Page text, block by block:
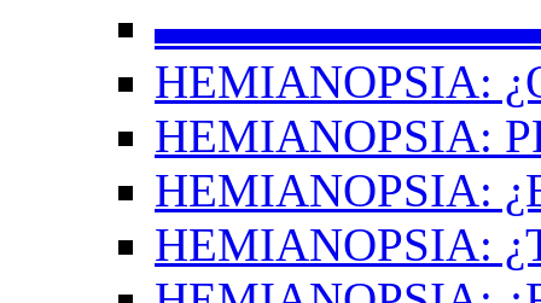
HEMIANOPSIA:
HEMIANOPSIA:
HEMIANOPSIA:
HEMIANOPSIA: